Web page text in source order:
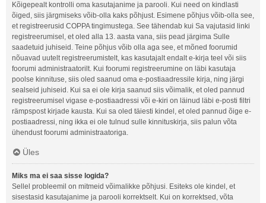
Kõigepealt kontrolli oma kasutajanime ja parooli. Kui need on kindlasti
õiged, siis järgmiseks võib-olla kaks põhjust. Esimene põhjus võib-olla see,
et registreerusid COPPA tingimustega. See tähendab kui Sa vajutasid linki
registreerumisel, et oled alla 13. aasta vana, siis pead järgima Sulle
saadetuid juhiseid. Teine põhjus võib olla aga see, et mõned foorumid
nõuavad uutelt registreerumistelt, kas kasutajalt endalt e-kirja teel või siis
foorumi administraatorilt. Kui foorumi registreerumine on läbi kasutaja
poolse kinnituse, siis oled saanud oma e-postiaadressile kirja, ning järgi
sealseid juhiseid. Kui sa ei ole kirja saanud siis võimalik, et oled pannud
registreerumisel vigase e-postiaadressi või e-kiri on läinud läbi e-posti filtri
rämpspost kirjade kausta. Kui sa oled täiesti kindel, et oled pannud õige e-
postiaadressi, ning ikka ei ole tulnud sulle kinnituskirja, siis palun võta
ühendust foorumi administraatoriga.
Üles
Miks ma ei saa sisse logida?
Sellel probleemil on mitmeid võimalikke põhjusi. Esiteks ole kindel, et
sisestasid kasutajanime ja parooli korrektselt. Kui on korrektsed, võta